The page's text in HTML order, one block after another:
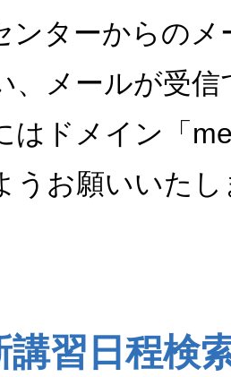
ンターからの
、メールが受
はドメイン「
うお願いいた
講習日程検